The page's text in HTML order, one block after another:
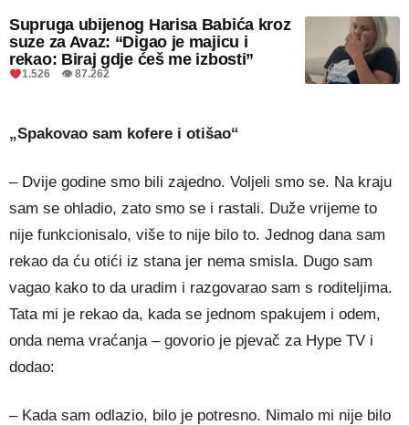
Supruga ubijenog Harisa Babića kroz
suze za Avaz: “Digao je majicu i
rekao: Biraj gdje ćeš me izbosti”
1.526 👁 87.262
„Spakovao sam kofere i otišao“
– Dvije godine smo bili zajedno. Voljeli smo se. Na kraju
sam se ohladio, zato smo se i rastali. Duže vrijeme to
nije funkcionisalo, više to nije bilo to. Jednog dana sam
rekao da ću otići iz stana jer nema smisla. Dugo sam
vagao kako to da uradim i razgovarao sam s roditeljima.
Tata mi je rekao da, kada se jednom spakujem i odem,
onda nema vraćanja – govorio je pjevač za Hype TV i
dodao:
– Kada sam odlazio, bilo je potresno. Nimalo mi nije bilo